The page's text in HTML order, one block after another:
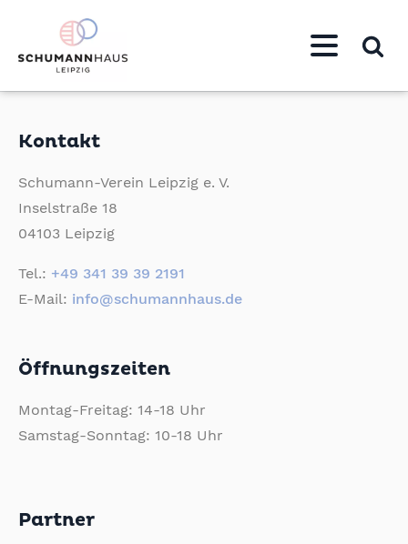
Kontakt
Schumann-Verein Leipzig e. V.
Inselstraße 18
04103 Leipzig
Tel.: +49 341 39 39 2191
E-Mail: info@schumannhaus.de
Öffnungszeiten
Montag-Freitag: 14-18 Uhr
Samstag-Sonntag: 10-18 Uhr
Partner